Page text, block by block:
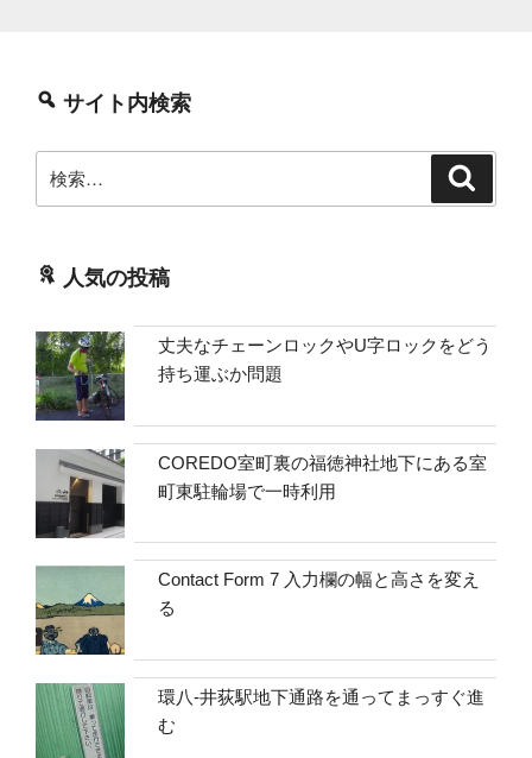
サイト内検索
索:
人気の投稿
丈夫なチェーンロックやU字ロックをどう
持ち運ぶか問題
COREDO室町裏の福徳神社地下にある室
町東駐輪場で一時利用
Contact Form 7 入力欄の幅と高さを変え
る
環八-井荻駅地下通路を通ってまっすぐ進
む